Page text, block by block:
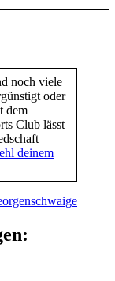
noch viele
oder
dem
Club lässt
deinem